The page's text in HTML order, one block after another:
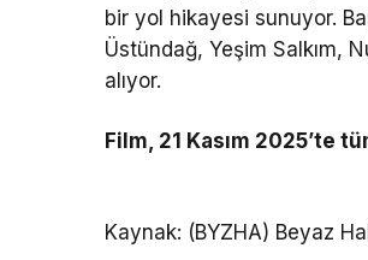
bir yol hikayesi sunuyor.
Üstündağ, Yeşim Salkım,
alıyor.
Film, 21 Kasım 2025’te
Kaynak: (BYZHA) Beyaz